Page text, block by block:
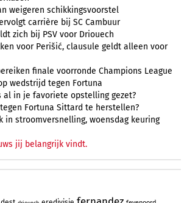
weigeren schikkingsvoorstel
carrière bij SC Cambuur
zich bij PSV voor Driouech
voor Perišić, clausule geldt alleen voor
finale voorronde Champions League
wedstrijd tegen Fortuna
al in je favoriete opstelling gezet?
tegen Fortuna Sittard te herstellen?
in stroomversnelling, woensdag keuring
jij belangrijk vindt.